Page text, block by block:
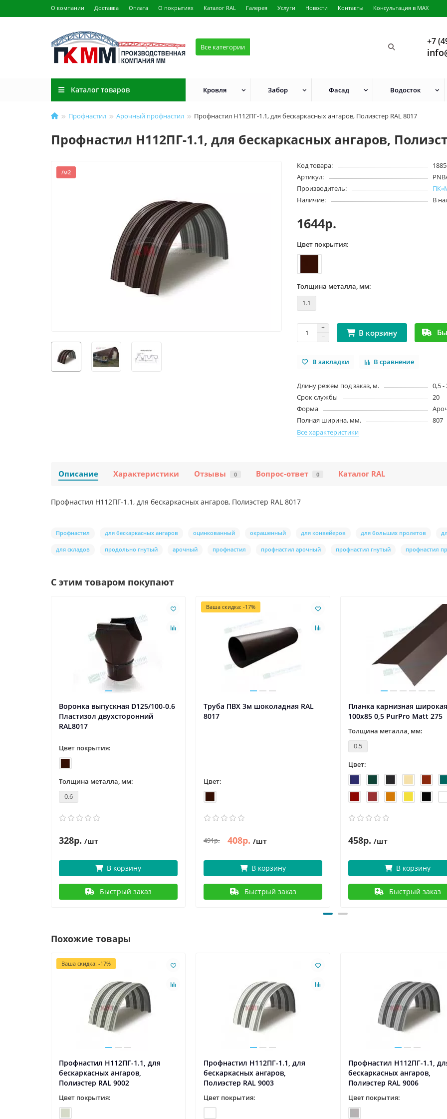
О компании Доставка Оплата О покрытиях Каталог RAL Галерея Услуги Новости Контакты Консультация в MAX
Все категории
+7
Каталог товаров Кровля Забор Фасад Водосток
Профнастил Арочный профнастил Профнастил H112ПГ-1.1, для бескаркасных ангаров, Полиэстер RAL 8017
Профнастил H112ПГ-1.1, для бескаркасных ангаров,
/м2
Код товара:
Артикул:
Производитель:
Наличие:
В
1644р.
Цвет покрытия:
Толщина металла, мм:
1.1
В корзину
В закладки В сравнение
Длину режем под заказ, м.
0,5 -
Срок службы
20
Форма
Полная ширина, мм.
807
Все характеристики
Описание Характеристики Отзывы 0 Вопрос-ответ 0 Каталог RAL
Профнастил H112ПГ-1.1, для бескаркасных ангаров, Полиэстер RAL 8017
Профнастил для бескаркасных ангаров оцинкованный окрашенный для конвейеров для больших пролетов
для складов продольно гнутый арочный профнастил профнастил арочный профнастил гнутый профнастил
С этим товаром покупают
Воронка выпускная D125/100-0.6
Пластизол двухсторонний
RAL8017
Цвет покрытия:
Толщина металла, мм:
0.6
328р. /шт
В корзину
Быстрый заказ
Ваша скидка: -17%
Труба ПВХ 3м шоколадная RAL
8017
Цвет:
491р. 408р. /шт
В корзину
Быстрый заказ
Планка карнизная широкая
100х85 0,5 PurPro Matt 275
Толщина металла, мм:
0.5
Цвет:
458р. /шт
В корзину
Быстрый заказ
Похожие товары
Ваша скидка: -17%
Профнастил H112ПГ-1.1, для
бескаркасных ангаров,
Полиэстер RAL 9002
Цвет покрытия:
Профнастил H112ПГ-1.1, для
бескаркасных ангаров,
Полиэстер RAL 9003
Цвет покрытия:
Профнастил H112ПГ-1.1,
бескаркасных ангаров,
Полиэстер RAL 9006
Цвет покрытия: